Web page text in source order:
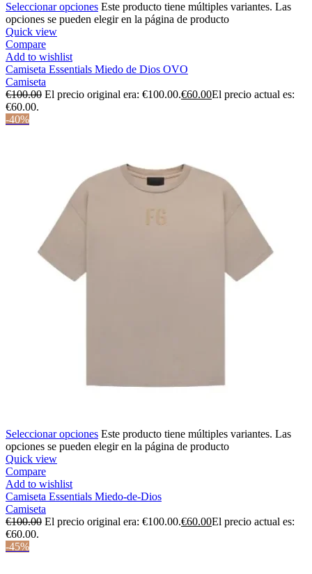
Seleccionar opciones Este producto tiene múltiples variantes. Las
opciones se pueden elegir en la página de producto
Quick view
Compare
Add to wishlist
Camiseta Essentials Miedo de Dios OVO
Camiseta
€100.00 El precio original era: €100.00.€60.00El precio actual es:
€60.00.
-40%
Seleccionar opciones Este producto tiene múltiples variantes. Las
opciones se pueden elegir en la página de producto
Quick view
Compare
Add to wishlist
Camiseta Essentials Miedo-de-Dios
Camiseta
€100.00 El precio original era: €100.00.€60.00El precio actual es:
€60.00.
-45%